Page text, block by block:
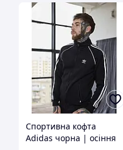
Спортивна кофта
Adidas чорна | осіння